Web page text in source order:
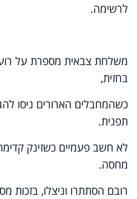
לרשימה.
משלחת צבאית מספרת על
בחזית,
כשהמחבלים הארורים ניסו
תפנית.
לא חשב פעמיים כשזינק
מחסה.
רובם הסתתרו וניצלו, בזכות